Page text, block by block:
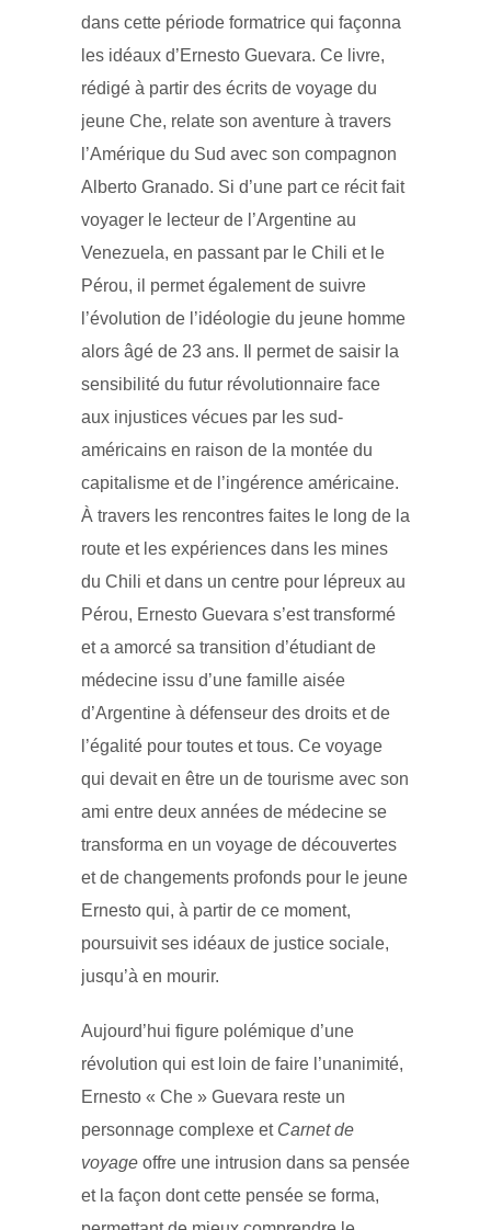
dans cette période formatrice qui façonna
les idéaux d’Ernesto Guevara. Ce livre,
rédigé à partir des écrits de voyage du
jeune Che, relate son aventure à travers
l’Amérique du Sud avec son compagnon
Alberto Granado. Si d’une part ce récit fait
voyager le lecteur de l’Argentine au
Venezuela, en passant par le Chili et le
Pérou, il permet également de suivre
l’évolution de l’idéologie du jeune homme
alors âgé de 23 ans. Il permet de saisir la
sensibilité du futur révolutionnaire face
aux injustices vécues par les sud-
américains en raison de la montée du
capitalisme et de l’ingérence américaine.
À travers les rencontres faites le long de la
route et les expériences dans les mines
du Chili et dans un centre pour lépreux au
Pérou, Ernesto Guevara s’est transformé
et a amorcé sa transition d’étudiant de
médecine issu d’une famille aisée
d’Argentine à défenseur des droits et de
l’égalité pour toutes et tous. Ce voyage
qui devait en être un de tourisme avec son
ami entre deux années de médecine se
transforma en un voyage de découvertes
et de changements profonds pour le jeune
Ernesto qui, à partir de ce moment,
poursuivit ses idéaux de justice sociale,
jusqu’à en mourir.
Aujourd’hui figure polémique d’une
révolution qui est loin de faire l’unanimité,
Ernesto « Che » Guevara reste un
personnage complexe et Carnet de
voyage offre une intrusion dans sa pensée
et la façon dont cette pensée se forma,